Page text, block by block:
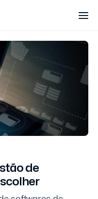
de